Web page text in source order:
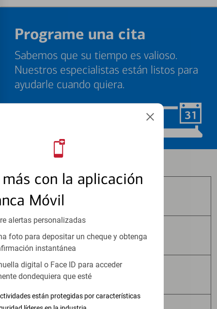
con la aplicación
Móvil
alertas personalizadas
foto para depositar un cheque y obtenga
instantánea
digital o Face ID para acceder
dondequiera que esté
están protegidas por características
Programe una cita
Sabemos que su tiempo es valioso.
Nuestros especialistas están listos para
ayudarle cuando quiera.
No Están Asegurados por FDIC
No Tienen Garantía Bancaria
Pueden Perder Valor